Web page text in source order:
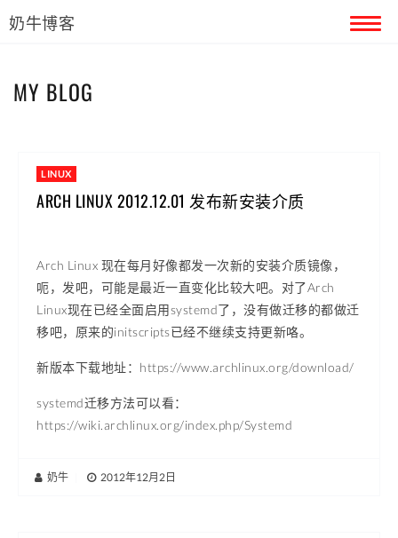
奶牛博客
MY BLOG
LINUX
ARCH LINUX 2012.12.01 发布新安装介质
Arch Linux 现在每月好像都发一次新的安装介质镜像，
呃，发吧，可能是最近一直变化比较大吧。对了Arch
Linux现在已经全面启用systemd了，没有做迁移的都做迁
移吧，原来的initscripts已经不继续支持更新咯。
新版本下载地址：https://www.archlinux.org/download/
systemd迁移方法可以看：
https://wiki.archlinux.org/index.php/Systemd
奶牛 2012年12月2日